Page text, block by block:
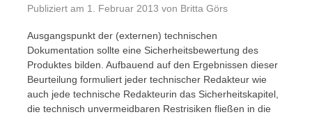
Publiziert am 1. Februar 2013 von Britta Görs
Ausgangspunkt der (externen) technischen
Dokumentation sollte eine Sicherheitsbewertung des
Produktes bilden. Aufbauend auf den Ergebnissen dieser
Beurteilung formuliert jeder technischer Redakteur wie
auch jede technische Redakteurin das Sicherheitskapitel,
die technisch unvermeidbaren Restrisiken fließen in die